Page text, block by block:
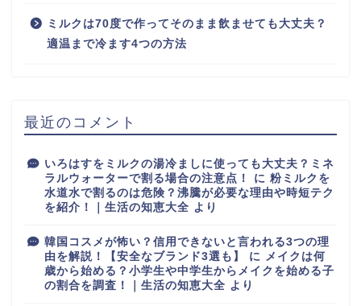
ミルクは70度で作ってそのまま飲ませても大丈夫？
適温まで冷ます4つの方法
最近のコメント
いろはすをミルクの湯冷ましに使っても大丈夫？ミネ
ラルウォーターで割る場合の注意点！
に 粉ミルクを
水道水で割るのは危険？沸騰が必要な理由や時短テク
を紹介！｜生活の知恵大全 より
韓国コスメが怖い？信用できないと言われる3つの理
由を解説！【安全なブランド3選も】
に
メイクは何
歳から始める？小学生や中学生からメイクを始める子
の割合を調査！｜生活の知恵大全 より